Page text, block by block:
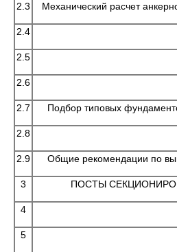
2.3 Механический расчет
2.4
2.5
2.6
2.7 Подбор типовых
2.8
2.9 Общие рекомендации
3 ПОСТЫ
4
5